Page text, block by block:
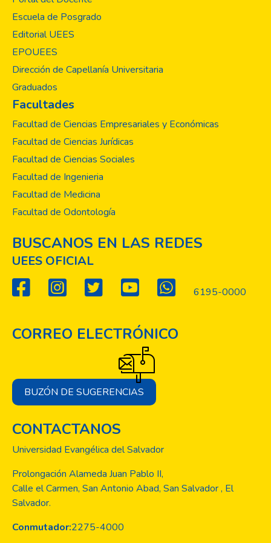
considerando sus derechos como pacientes,
así como la necesidad imperante de un
concebir al ser humano como un ser
biopsicosocial.
Escuela de Posgrado
Editorial UEES
EPOUEES
Dirección de Capellanía Universitaria
Graduados
Facultades
Facultad de Ciencias Empresariales y Económicas
Facultad de Ciencias Jurídicas
Facultad de Ciencias Sociales
Facultad de Ingenieria
Facultad de Medicina
Facultad de Odontología
BUSCANOS EN LAS REDES
UEES OFICIAL
6195-0000
CORREO ELECTRÓNICO
BUZÓN DE SUGERENCIAS
CONTACTANOS
Universidad Evangélica del Salvador
Prolongación Alameda Juan Pablo II,
Calle el Carmen, San Antonio Abad, San Salvador , El
Salvador.
Conmutador:2275-4000